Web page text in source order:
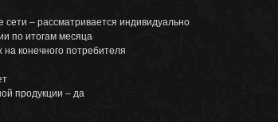
– рассматривается индивидуально
по итогам месяца
конечного потребителя
продукции – да